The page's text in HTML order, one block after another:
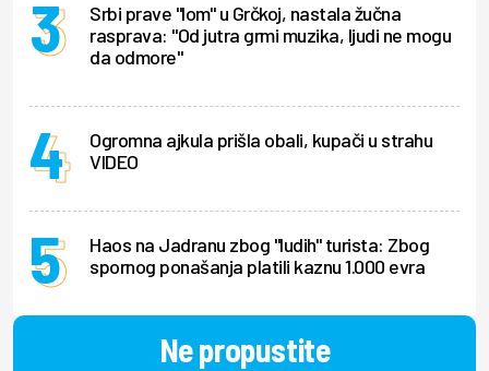
Srbi prave "lom" u Grčkoj, nastala žučna
rasprava: "Od jutra grmi muzika, ljudi ne mogu
da odmore"
Ogromna ajkula prišla obali, kupači u strahu
VIDEO
Haos na Jadranu zbog "ludih" turista: Zbog
spornog ponašanja platili kaznu 1.000 evra
Ne propustite